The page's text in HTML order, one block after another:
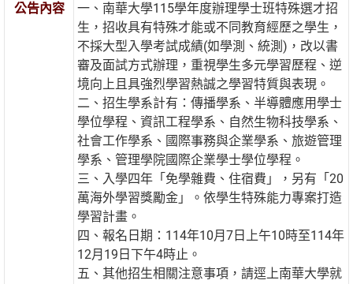
公告內容
一、南華大學115學年度辦理學士班特殊選才招
生，招收具有特殊才能或不同教育經歷之學生，
不採大型入學考試成績(如學測、統測)，改以書
審及面試方式辦理，重視學生多元學習歷程、逆
境向上且具強烈學習熱誠之學習特質與表現。
二、招生學系計有：傳播學系、半導體應用學士
學位學程、資訊工程學系、自然生物科技學系、
社會工作學系、國際事務與企業學系、旅遊管理
學系、管理學院國際企業學士學位學程。
三、入學四年「免學雜費、住宿費」，另有「20
萬海外學習獎勵金」。依學生特殊能力專案打造
學習計畫。
四、報名日期：114年10月7日上午10時至114年
12月19日下午4時止。
五、其他招生相關注意事項，請逕上南華大學就